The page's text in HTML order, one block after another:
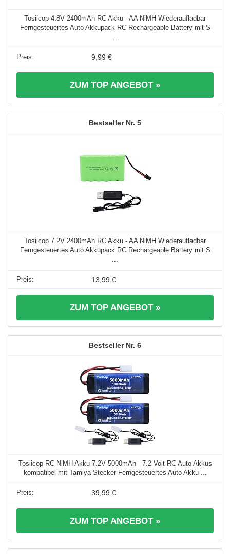
Tosiicop 4.8V 2400mAh RC Akku - AA NiMH Wiederaufladbar
Ferngesteuertes Auto Akkupack RC Rechargeable Battery mit S
...
9,99 €
ZUM TOP ANGEBOT »
5
Tosiicop 7.2V 2400mAh RC Akku - AA NiMH Wiederaufladbar
Ferngesteuertes Auto Akkupack RC Rechargeable Battery mit S
...
13,99 €
ZUM TOP ANGEBOT »
6
Tosiicop RC NiMH Akku 7.2V 5000mAh - 7.2 Volt RC Auto Akkus
kompatibel mit Tamiya Stecker Ferngesteuertes Auto Akku ...
39,99 €
ZUM TOP ANGEBOT »